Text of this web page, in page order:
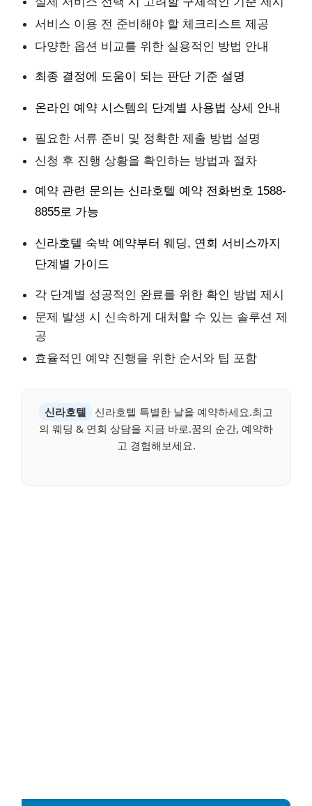
서비스 이용 전 준비해야 할 체크리스트 제공
다양한 옵션 비교를 위한 실용적인 방법 안내
최종 결정에 도움이 되는 판단 기준 설명
온라인 예약 시스템의 단계별 사용법 상세 안내
필요한 서류 준비 및 정확한 제출 방법 설명
신청 후 진행 상황을 확인하는 방법과 절차
예약 관련 문의는 신라호텔 예약 전화번호 1588-
8855로 가능
신라호텔 숙박 예약부터 웨딩, 연회 서비스까지
단계별 가이드
각 단계별 성공적인 완료를 위한 확인 방법 제시
문제 발생 시 신속하게 대처할 수 있는 솔루션 제
공
효율적인 예약 진행을 위한 순서와 팁 포함
신라호텔
신라호텔 특별한 날을 예약하세요.최고
의 웨딩 & 연회 상담을 지금 바로.꿈의 순간, 예약하
고 경험해보세요.